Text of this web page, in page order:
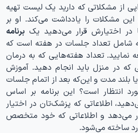
از مشکلاتی که دارید یک لیست تهیه
مشکلات را یادداشت می‌کند. او بر
در اختیارش قرار می‌دهید یک برنامه
شامل تعداد جلسات در هفته است که
نمایید. تعداد هفته‌‌هایی که به درمان
که در منزل باید انجام دهید. آموزش
بلند مدت و این‌که بعد از اتمام جلسات
انتظار است؟ این برنامه بر اساس
اطلاعاتی که پزشک‌تان در اختیار
می‌دهد و اطلاعاتی که خود متخصص
ساخته می‌شود.